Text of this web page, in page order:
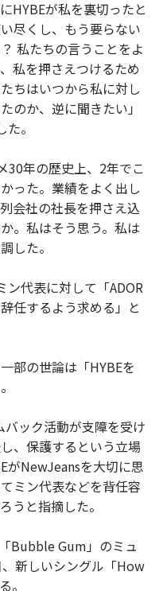
HYBEが私を裏切ったと
尽くし、もう要らない
私たちの言うことをよ
私を押さえつけるため
ちはいつから私に対し
のか、逆に聞きたい」
。
30年の歴史上、2年でこ
った。業績をよく出し
会社の社長を押さえ込
。私はそう思う。私は
した。
ン代表に対して「ADOR
任するよう求める」と
部の世論は「HYBEを
ック活動が支障を受け
、保護するという立場
がNewJeansを大切に思
ミン代表などを背任容
うと指摘した。
Bubble Gum」のミュ
新しいシングル「How
。